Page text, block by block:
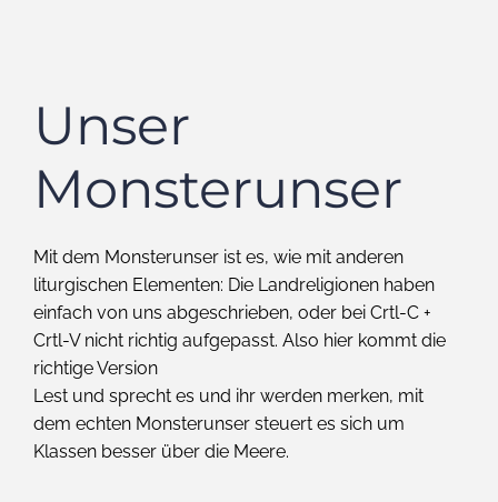
Unser
Monsterunser
Mit dem Monsterunser ist es, wie mit anderen
liturgischen Elementen: Die Landreligionen haben
einfach von uns abgeschrieben, oder bei Crtl-C +
Crtl-V nicht richtig aufgepasst. Also hier kommt die
richtige Version
Lest und sprecht es und ihr werden merken, mit
dem echten Monsterunser steuert es sich um
Klassen besser über die Meere.